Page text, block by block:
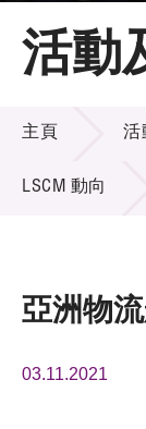
主頁
關於LSCM
技術商
項目及
活動及消
活動
活動及消息
主頁 活
LSCM 動向
亞洲物
03.11.2021